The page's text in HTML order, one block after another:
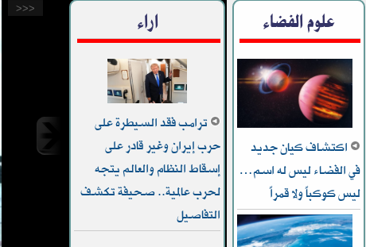
علوم الفضاء
اكتشاف كيان جديد
في الفضاء ليس له اسم…
ليس كوكباً ولا قمراً
اراء
ترامب فقد السيطرة على
حرب إيران وغير قادر على
إسقاط النظام والعالم يتجه
لحرب عالمية.. صحيفة تكشف
التفاصيل
<<<